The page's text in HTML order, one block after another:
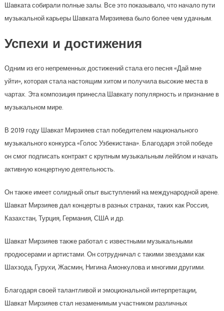
Шавката собирали полные залы. Все это показывало, что начало пути
музыкальной карьеры Шавката Мирзияева было более чем удачным.
Успехи и достижения
Одним из его непременных достижений стала его песня «Дай мне
уйти», которая стала настоящим хитом и получила высокие места в
чартах. Эта композиция принесла Шавкату популярность и признание в
музыкальном мире.
В 2019 году Шавкат Мирзияев стал победителем национального
музыкального конкурса «Голос Узбекистана». Благодаря этой победе
он смог подписать контракт с крупным музыкальным лейблом и начать
активную концертную деятельность.
Он также имеет солидный опыт выступлений на международной арене.
Шавкат Мирзияев дал концерты в разных странах, таких как Россия,
Казахстан, Турция, Германия, США и др.
Шавкат Мирзияев также работал с известными музыкальными
продюсерами и артистами. Он сотрудничал с такими звездами как
Шахзода, Гурухи, Жасмин, Нигина Амонкулова и многими другими.
Благодаря своей талантливой и эмоциональной интерпретации,
Шавкат Мирзияев стал незаменимым участником различных